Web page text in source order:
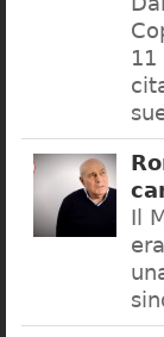
11
Il